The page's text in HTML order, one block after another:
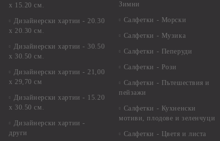
х 15.20 см.
Дизайнерски хартии - 20.30
х 20.30 см.
Дизайнерски хартии - 30.50
х 30.50 см.
Дизайнерски хартии - 21,00
х 29,70 см
Дизайнерски хартии - 15.20
x 30.50 см.
Дизайнерски хартии -
други
Зимни
Салфетки - Морски
Салфетки - Музика
Салфетки - Пеперуди
Салфетки - Рози
Салфетки - Пътешествия и
пейзажи
Салфетки - Кухненски
мотиви, плодове и зеленчуци
Салфетки - Цветя и листа